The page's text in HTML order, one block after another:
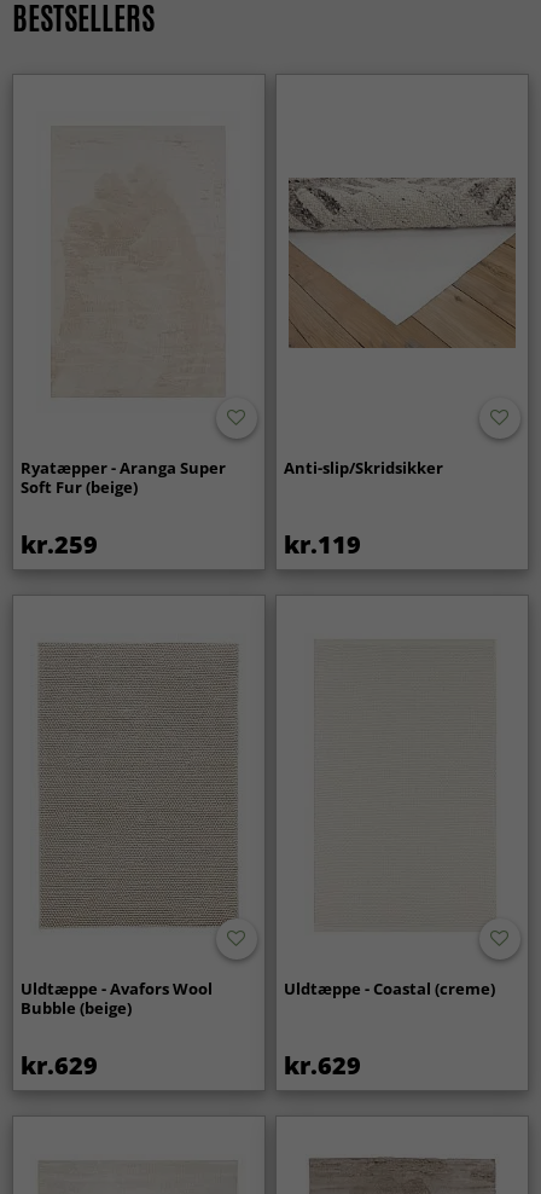
lige godt i moderne hjem som i klassiske omgivelser.
BESTSELLERS
Ryatæpper - Aranga Super
Soft Fur (beige)
kr.259
Anti-slip/Skridsikker
kr.119
Uldtæppe - Avafors Wool
Bubble (beige)
kr.629
Uldtæppe - Coastal (creme)
kr.629